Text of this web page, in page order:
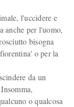
l'uccidere e
anche per l'uomo,
bisogna
o per la
da un
o qualcosa